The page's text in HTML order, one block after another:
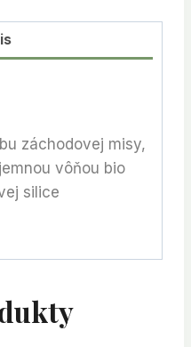
záchodovej misy,
vôňou bio
silice